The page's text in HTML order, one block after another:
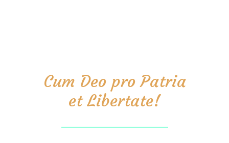
Cum Deo pro Patria
et Libertate!